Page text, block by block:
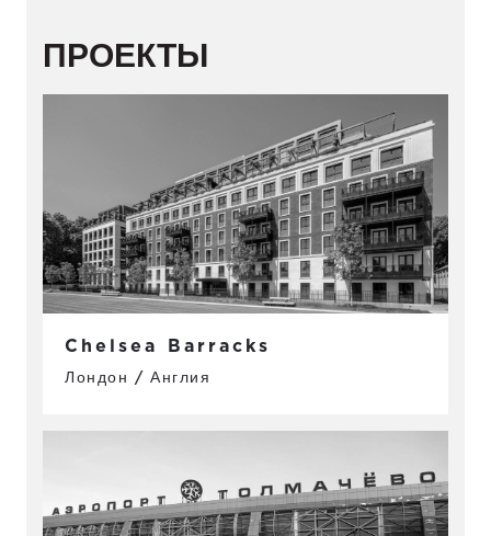
ПРОЕКТЫ
Chelsea Barracks
Лондон / Англия